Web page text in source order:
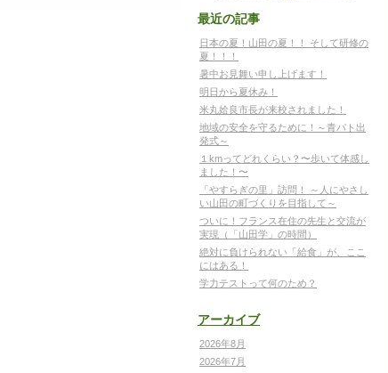
最近の記事
日本の夏！山田の夏！！ そして研修の
夏！！！
暑中お見舞い申し上げます！
明日から夏休み！
米丸姶良市長が来校されました！
地域の安全を守るために！～青パト出
発式～
１kmってどれくらい？〜歩いて体感し
ました！〜
「やすらぎの里」訪問！ ～人にやさし
い山田の町づくりを目指して～
ついに！フランス在住の先生と交流が
実現（「山田学」の時間）
絶対に負けられない「給食」が、ここ
にはある！
学力テストって何のため？
アーカイブ
2026年8月
2026年7月